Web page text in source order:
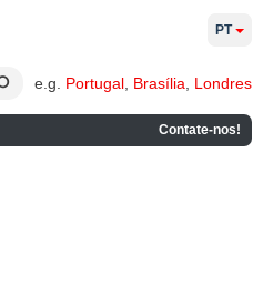
e.g. Portugal Brasília Londres
Contate-nos!
PT